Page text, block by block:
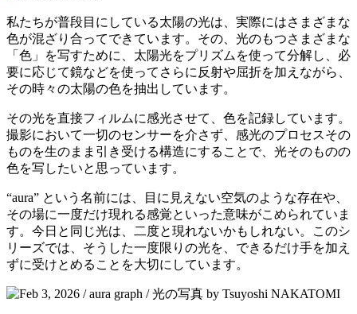
私たちが普段目にしている太陽の光は、実際にはさまざまな
色が混ざり合ってできています。その、光のもつさまざまな
「色」を写すために、太陽光をプリズムを使って分解し、必
要に応じて鏡などを使ってさらに反射や屈折を加えながら、
その時々の太陽の色を抽出しています。
その光を直接フィルムに感光させて、色を記録しています。
撮影において一切のセンサーを介さず、感光のプロセスその
ものを生のまま引き受ける構造にすることで、光そのものの
色を写したいと思っています。
“aura” という名前には、目に見えない空気のような存在や、
その場に一度だけ現れる感覚といった意味がこめられていま
す。今日と同じ光は、二度と現れないかもしれない。このシ
リーズでは、そうした一度限りの光を、できるだけ手を加え
ずに受けとめることを大切にしています。